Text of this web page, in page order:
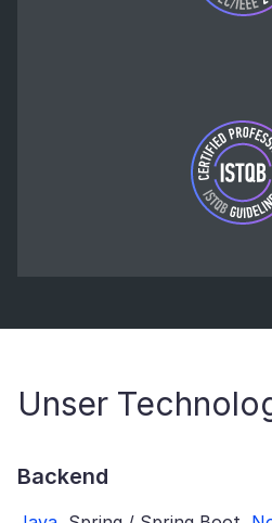
Unser
Backend